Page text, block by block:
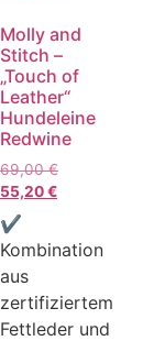
Molly and
Stitch –
„Touch of
Leather“
Hundeleine
Redwine
69,00€
55,20€
✔
Kombination
aus
zertifiziertem
Fettleder und